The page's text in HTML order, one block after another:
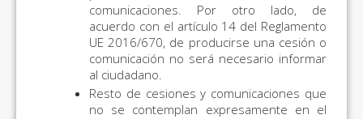
comunicaciones. Por otro lado, de
acuerdo con el artículo 14 del Reglamento
UE 2016/670, de producirse una cesión o
comunicación no será necesario informar
al ciudadano.
Resto de cesiones y comunicaciones que
no se contemplan expresamente en el